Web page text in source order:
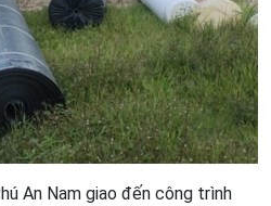
An Nam giao đến công trình